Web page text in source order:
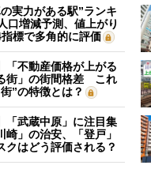
の実力がある駅”ランキ
口増減予測、値上がり
標で多角的に評価
「不動産価格が上がる
街」の街間格差 これ
”の特徴とは？
「武蔵中原」に注目集
崎」の治安、「登戸」
クはどう評価される？